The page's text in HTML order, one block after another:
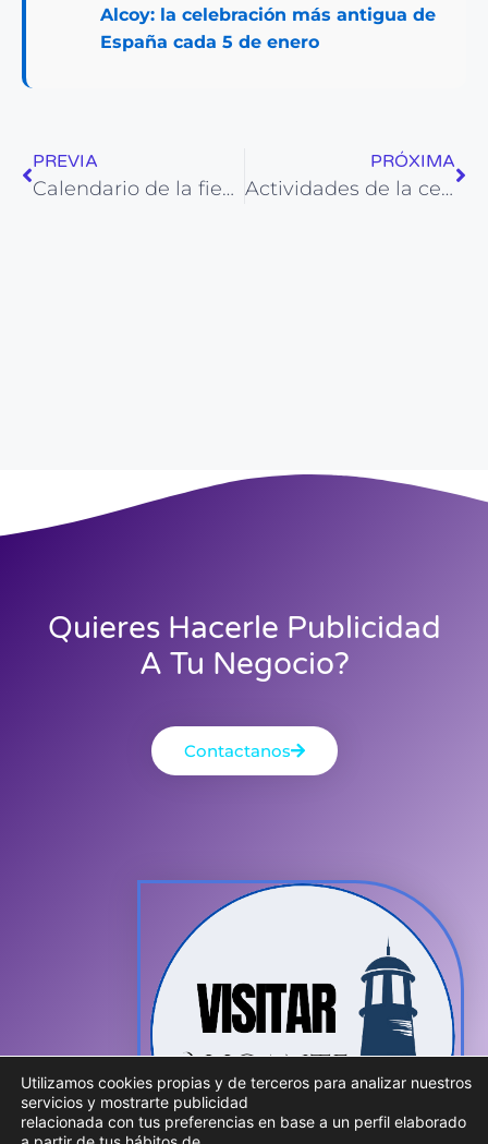
Alcoy: la celebración más antigua de
España cada 5 de enero
PREVIA
Calendario de la fiesta de los Santos Patronos de Elda
PRÓXIMA
Actividades de la celebración de las Fallas de Elda
Quieres Hacerle Publicidad
A Tu Negocio?
Contactanos
Utilizamos cookies propias y de terceros para analizar nuestros
servicios y mostrarte publicidad
relacionada con tus preferencias en base a un perfil elaborado